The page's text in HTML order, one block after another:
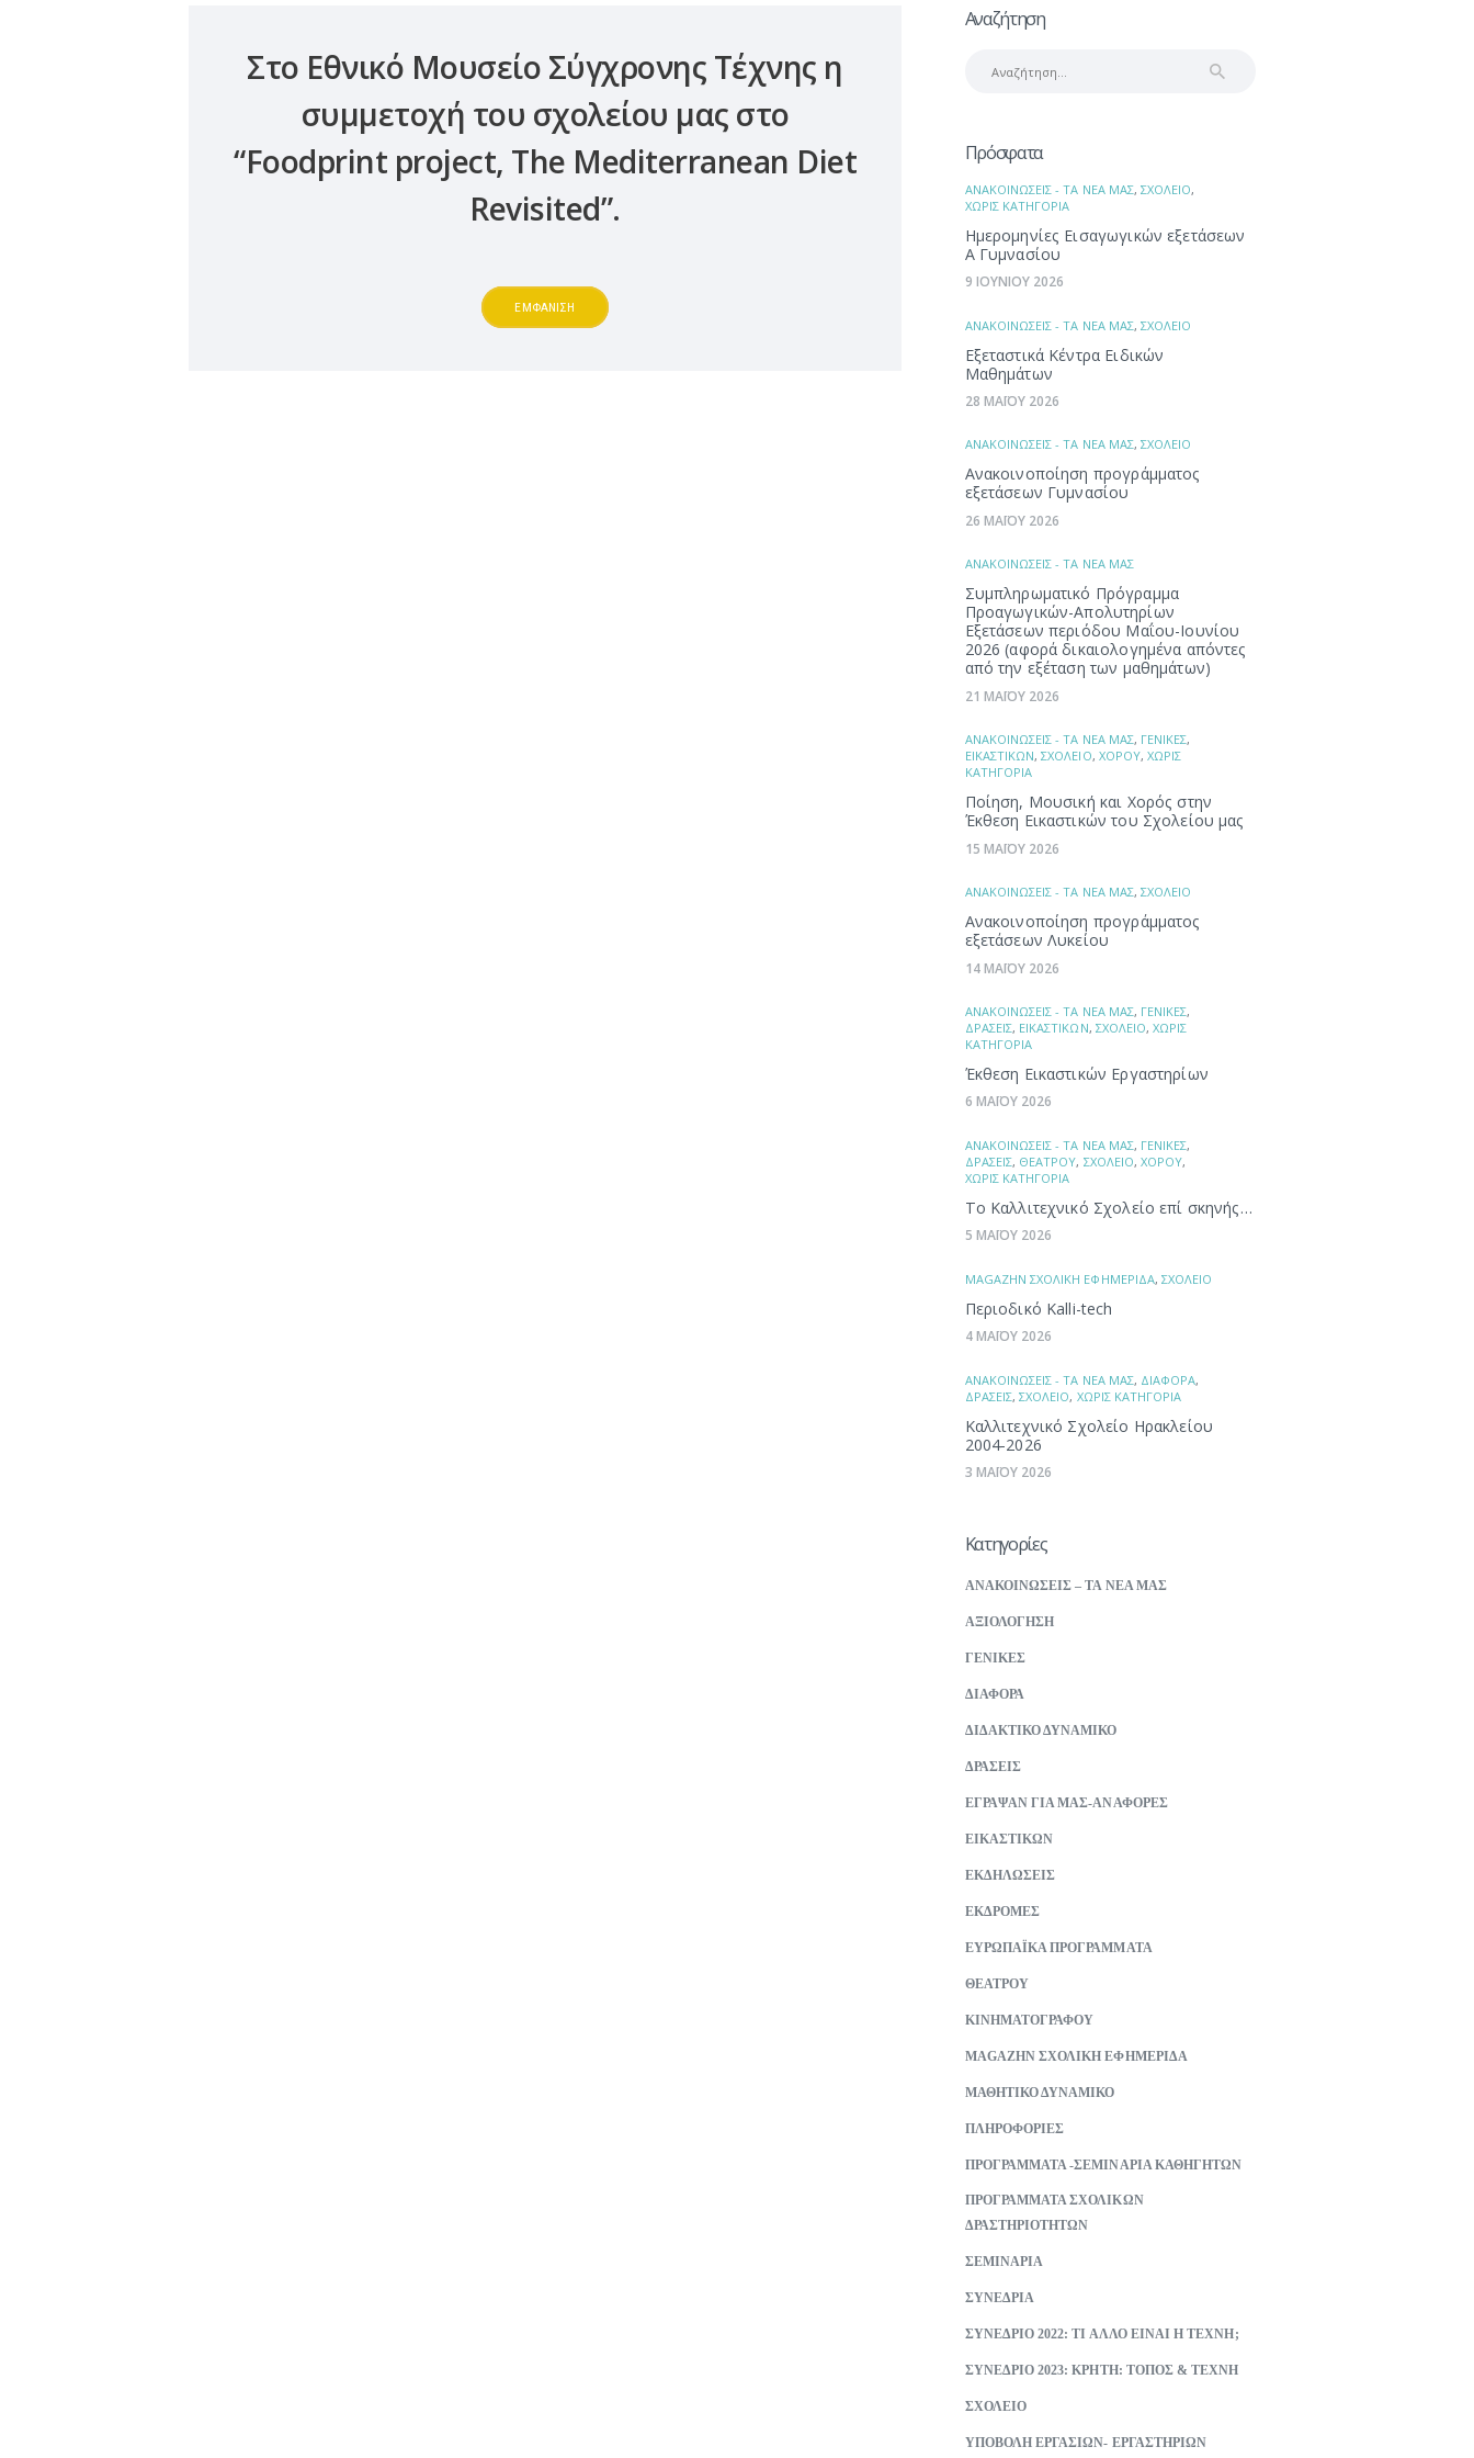
Στο Εθνικό Μουσείο Σύγχρονης Τέχνης η
συμμετοχή του σχολείου μας στο
“Foodprint project, The Mediterranean Diet
Revisited”.
ΕΜΦΑΝΙΣΗ
Αναζήτηση
Πρόσφατα
ΑΝΑΚΟΙΝΩΣΕΙΣ - ΤΑ ΝΕΑ ΜΑΣ,ΣΧΟΛΕΙΟ,
ΧΩΡΙΣ ΚΑΤΗΓΟΡΙΑ
Ημερομηνίες Εισαγωγικών εξετάσεων
Α Γυμνασίου
9 ΙΟΥΝΙΟΥ 2026
ΑΝΑΚΟΙΝΩΣΕΙΣ - ΤΑ ΝΕΑ ΜΑΣ,ΣΧΟΛΕΙΟ
Εξεταστικά Κέντρα Ειδικών
Μαθημάτων
28 ΜΑΪΟΥ 2026
ΑΝΑΚΟΙΝΩΣΕΙΣ - ΤΑ ΝΕΑ ΜΑΣ,ΣΧΟΛΕΙΟ
Ανακοινοποίηση προγράμματος
εξετάσεων Γυμνασίου
26 ΜΑΪΟΥ 2026
ΑΝΑΚΟΙΝΩΣΕΙΣ - ΤΑ ΝΕΑ ΜΑΣ
Συμπληρωματικό Πρόγραμμα
Προαγωγικών-Απολυτηρίων
Εξετάσεων περιόδου Μαΐου-Ιουνίου
2026 (αφορά δικαιολογημένα απόντες
από την εξέταση των μαθημάτων)
21 ΜΑΪΟΥ 2026
ΑΝΑΚΟΙΝΩΣΕΙΣ - ΤΑ ΝΕΑ ΜΑΣ, ΓΕΝΙΚΕΣ,
ΕΙΚΑΣΤΙΚΩΝ,ΣΧΟΛΕΙΟ, ΧΟΡΟΥ,ΧΩΡΙΣ
ΚΑΤΗΓΟΡΙΑ
Ποίηση, Μουσική και Χορός στην
Έκθεση Εικαστικών του Σχολείου μας
15 ΜΑΪΟΥ 2026
ΑΝΑΚΟΙΝΩΣΕΙΣ - ΤΑ ΝΕΑ ΜΑΣ,ΣΧΟΛΕΙΟ
Ανακοινοποίηση προγράμματος
εξετάσεων Λυκείου
14 ΜΑΪΟΥ 2026
ΑΝΑΚΟΙΝΩΣΕΙΣ - ΤΑ ΝΕΑ ΜΑΣ, ΓΕΝΙΚΕΣ,
ΔΡΑΣΕΙΣ, ΕΙΚΑΣΤΙΚΩΝ, ΣΧΟΛΕΙΟ,ΧΩΡΙΣ
ΚΑΤΗΓΟΡΙΑ
Έκθεση Εικαστικών Εργαστηρίων
6 ΜΑΪΟΥ 2026
ΑΝΑΚΟΙΝΩΣΕΙΣ - ΤΑ ΝΕΑ ΜΑΣ, ΓΕΝΙΚΕΣ,
ΔΡΑΣΕΙΣ, ΘΕΑΤΡΟΥ, ΣΧΟΛΕΙΟ,ΧΟΡΟΥ,
ΧΩΡΙΣ ΚΑΤΗΓΟΡΙΑ
Το Καλλιτεχνικό Σχολείο επί σκηνής…
5 ΜΑΪΟΥ 2026
ΜAGAZHN ΣΧΟΛΙΚΗ ΕΦΗΜΕΡΙΔΑ,ΣΧΟΛΕΙΟ
Περιοδικό Kalli-tech
4 ΜΑΪΟΥ 2026
ΑΝΑΚΟΙΝΩΣΕΙΣ - ΤΑ ΝΕΑ ΜΑΣ, ΔΙΑΦΟΡΑ,
ΔΡΑΣΕΙΣ,ΣΧΟΛΕΙΟ, ΧΩΡΙΣ ΚΑΤΗΓΟΡΙΑ
Καλλιτεχνικό Σχολείο Ηρακλείου
2004-2026
3 ΜΑΪΟΥ 2026
Κατηγορίες
ΑΝΑΚΟΙΝΩΣΕΙΣ – ΤΑ ΝΕΑ ΜΑΣ
ΑΞΙΟΛΟΓΗΣΗ
ΓΕΝΙΚΕΣ
ΔΙΑΦΟΡΑ
ΔΙΔΑΚΤΙΚΟ ΔΥΝΑΜΙΚΟ
ΔΡΑΣΕΙΣ
ΕΓΡΑΨΑΝ ΓΙΑ ΜΑΣ-ΑΝΑΦΟΡΕΣ
ΕΙΚΑΣΤΙΚΩΝ
ΕΚΔΗΛΩΣΕΙΣ
ΕΚΔΡΟΜΕΣ
ΕΥΡΩΠΑΪΚΑ ΠΡΟΓΡΑΜΜΑΤΑ
ΘΕΑΤΡΟΥ
ΚΙΝΗΜΑΤΟΓΡΑΦΟΥ
ΜAGAZHN ΣΧΟΛΙΚΗ ΕΦΗΜΕΡΙΔΑ
ΜΑΘΗΤΙΚΟ ΔΥΝΑΜΙΚΟ
ΠΛΗΡΟΦΟΡΙΕΣ
ΠΡΟΓΡΑΜΜΑΤΑ -ΣΕΜΙΝΑΡΙΑ ΚΑΘΗΓΗΤΩΝ
ΠΡΟΓΡΑΜΜΑΤΑ ΣΧΟΛΙΚΩΝ
ΔΡΑΣΤΗΡΙΟΤΗΤΩΝ
ΣΕΜΙΝΑΡΙΑ
ΣΥΝΕΔΡΙΑ
ΣΥΝΕΔΡΙΟ 2022: ΤΙ ΑΛΛΟ ΕΙΝΑΙ Η ΤΕΧΝΗ;
ΣΥΝΕΔΡΙΟ 2023: ΚΡΗΤΗ: ΤΟΠΟΣ & ΤΕΧΝΗ
ΣΧΟΛΕΙΟ
ΥΠΟΒΟΛΗ ΕΡΓΑΣΙΩΝ- ΕΡΓΑΣΤΗΡΙΩΝ